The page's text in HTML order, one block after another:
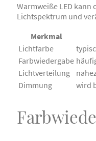
Warmweiße LED
Lichtspektrum und
Merkmal
Lichtfarbe
Farbwiedergabe
Lichtverteilung
Dimmung
wird